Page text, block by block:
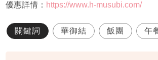
優惠詳情： https://www.h-musubi.com/
關鍵詞 華御結 飯團 午